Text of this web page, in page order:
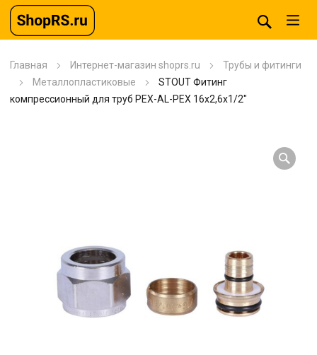
Главная Интернет-магазин shoprs.ru
Трубы и фитинги
Металлопластиковые
STOUT Фитинг
компрессионный для труб PEX-AL-PEX 16х2,6х1/2″